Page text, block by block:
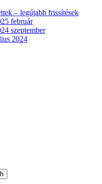
– legújabb frissítések
február
szeptember
2024